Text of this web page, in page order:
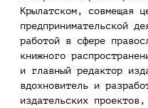
Крылатском, совмещая
предпринимательской
работой в сфере
книжного
и главный редактор
вдохновитель и
издательских